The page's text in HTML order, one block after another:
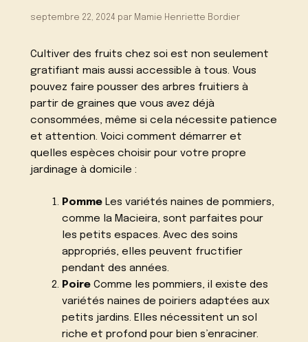
septembre 22, 2024 par Mamie Henriette Bordier
Cultiver des fruits chez soi est non seulement
gratifiant mais aussi accessible à tous. Vous
pouvez faire pousser des arbres fruitiers à
partir de graines que vous avez déjà
consommées, même si cela nécessite patience
et attention. Voici comment démarrer et
quelles espèces choisir pour votre propre
jardinage à domicile :
PommeLes variétés naines de pommiers,
comme la Macieira, sont parfaites pour
les petits espaces. Avec des soins
appropriés, elles peuvent fructifier
pendant des années.
PoireComme les pommiers, il existe des
variétés naines de poiriers adaptées aux
petits jardins. Elles nécessitent un sol
riche et profond pour bien s’enraciner.